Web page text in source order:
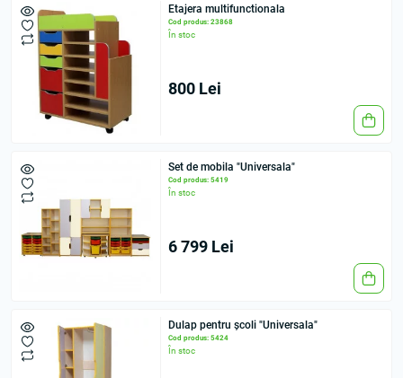
Etajera multifunctionala
Cod produs: 23868
În stoc
800 Lei
Set de mobila "Universala"
Cod produs: 5419
În stoc
6 799 Lei
Dulap pentru școli "Universala"
Cod produs: 5424
În stoc